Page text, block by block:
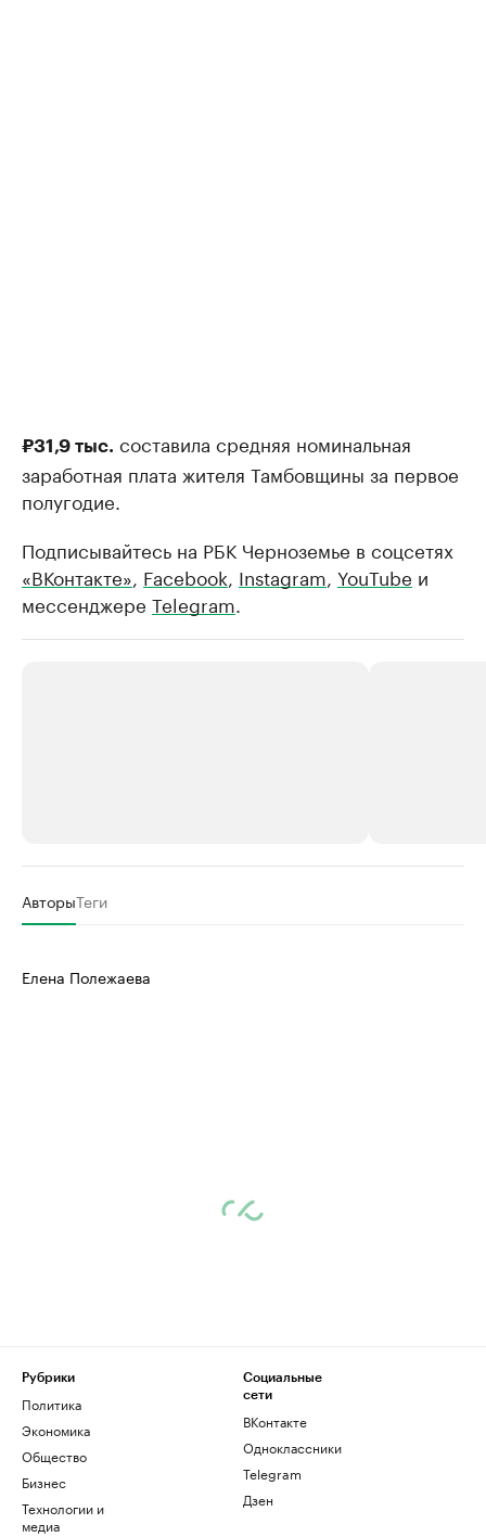
₽31,9 тыс. составила средняя номинальная
заработная плата жителя Тамбовщины за первое
полугодие.
Подписывайтесь на РБК Черноземье в соцсетях
«ВКонтакте», Facebook, Instagram, YouTube и
мессенджере Telegram.
Делитесь новостями бизнеса на РБК
бренды спикеров бизнеса
АвторыТеги
Елена Полежаева
Рубрики
Политика
Экономика
Общество
Бизнес
Технологии и
медиа
Социальные
сети
ВКонтакте
Одноклассники
Telegram
Дзен